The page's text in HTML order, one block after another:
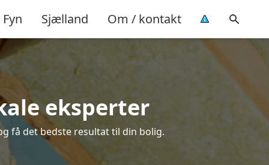
Fyn Sjælland Om / kontakt
eksperter
få det bedste resultat til din bolig.